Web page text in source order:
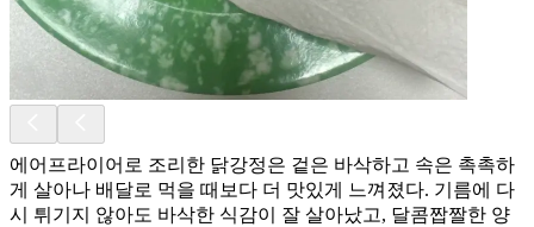
에어프라이어로 조리한 닭강정은 겉은 바삭하고 속은 촉촉하
게 살아나 배달로 먹을 때보다 더 맛있게 느껴졌다. 기름에 다
시 튀기지 않아도 바삭한 식감이 잘 살아났고, 달콤짭짤한 양